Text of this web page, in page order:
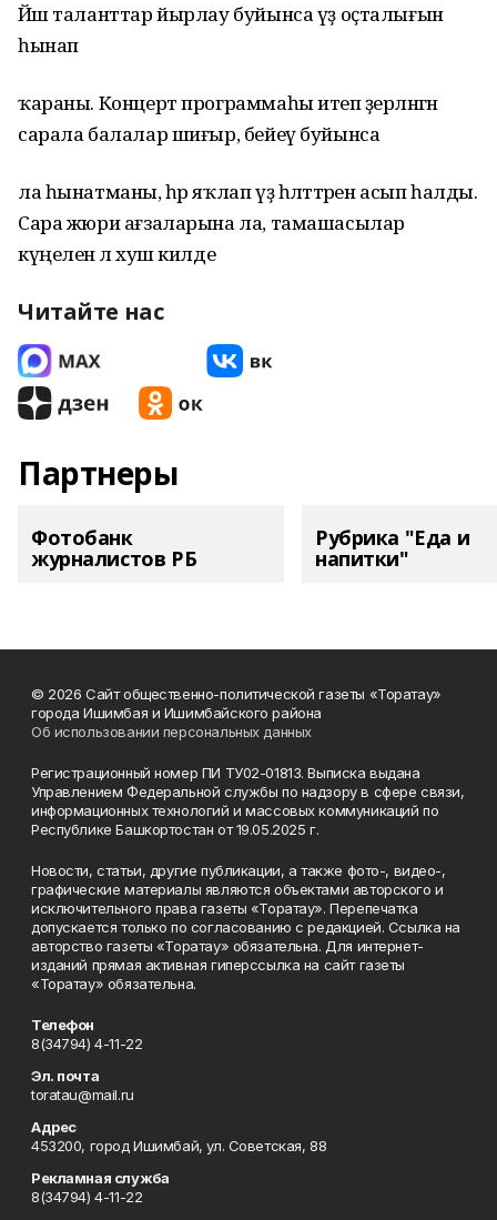
Йәш таланттар йырлау буйынса үҙ оҫталығын
һынап
ҡараны. Концерт программаһы итеп әҙерләнгән
сарала балалар шиғыр, бейеү буйынса
ла һынатманы, һәр яҡлап үҙ һәләттәрен асып һалды.
Сара жюри ағзаларына ла, тамашасылар
күңеленә лә хуш килде
Читайте нас
Партнеры
Фотобанк
журналистов РБ
Рубрика "Еда и
напитки"
© 2026 Сайт общественно-политической газеты «Торатау»
города Ишимбая и Ишимбайского района
Об использовании персональных данных
Регистрационный номер ПИ ТУ02-01813. Выписка выдана
Управлением Федеральной службы по надзору в сфере связи,
информационных технологий и массовых коммуникаций по
Республике Башкортостан от 19.05.2025 г.
Новости, статьи, другие публикации, а также фото-, видео-,
графические материалы являются объектами авторского и
исключительного права газеты «Торатау». Перепечатка
допускается только по согласованию с редакцией. Ссылка на
авторство газеты «Торатау» обязательна. Для интернет-
изданий прямая активная гиперссылка на сайт газеты
«Торатау» обязательна.
Телефон
8(34794) 4-11-22
Эл. почта
toratau@mail.ru
Адрес
453200, город Ишимбай, ул. Советская, 88
Рекламная служба
8(34794) 4-11-22